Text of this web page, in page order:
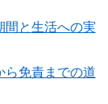
間と生活への実
ら免責までの道